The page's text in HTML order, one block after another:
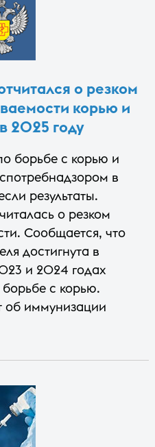
о резком
корью и
2025 году
борьбе с корью и
в
результаты.
о резком
Сообщается, что
достигнута в
и 2024 годах
с корью.
об иммунизации